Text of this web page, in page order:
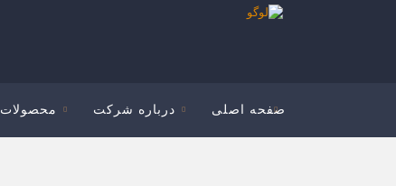
صفحه اصلی درباره شرکت محصولات